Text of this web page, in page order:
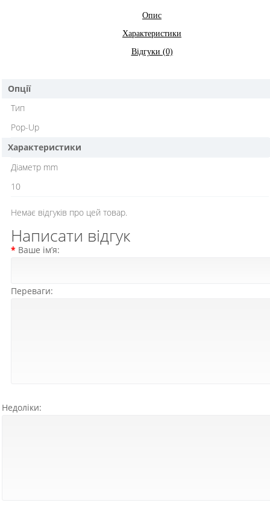
Опис
Характеристики
Відгуки (0)
Опції
Тип
Pop-Up
Характеристики
Діаметр mm
10
Немає відгуків про цей товар.
Написати відгук
Ваше ім’я:
Переваги:
Недоліки: